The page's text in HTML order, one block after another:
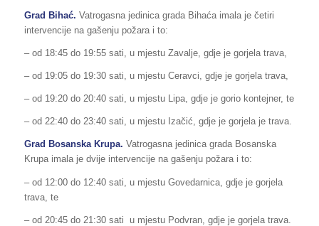
Grad Bihać. Vatrogasna jedinica grada Bihaća imala je četiri
intervencije na gašenju požara i to:
– od 18:45 do 19:55 sati, u mjestu Zavalje, gdje je gorjela trava,
– od 19:05 do 19:30 sati, u mjestu Ceravci, gdje je gorjela trava,
– od 19:20 do 20:40 sati, u mjestu Lipa, gdje je gorio kontejner, te
– od 22:40 do 23:40 sati, u mjestu Izačić, gdje je gorjela je trava.
Grad Bosanska Krupa. Vatrogasna jedinica grada Bosanska
Krupa imala je dvije intervencije na gašenju požara i to:
– od 12:00 do 12:40 sati, u mjestu Govedarnica, gdje je gorjela
trava, te
– od 20:45 do 21:30 sati u mjestu Podvran, gdje je gorjela trava.